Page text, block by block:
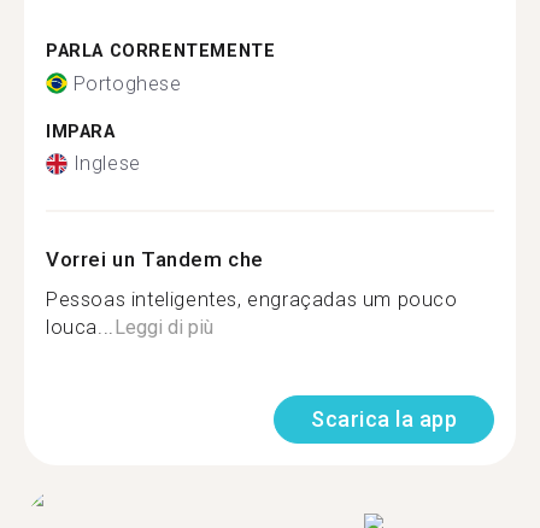
PARLA CORRENTEMENTE
Portoghese
IMPARA
Inglese
Vorrei un Tandem che
Pessoas inteligentes, engraçadas um pouco
louca...Leggi di più
Scarica la app